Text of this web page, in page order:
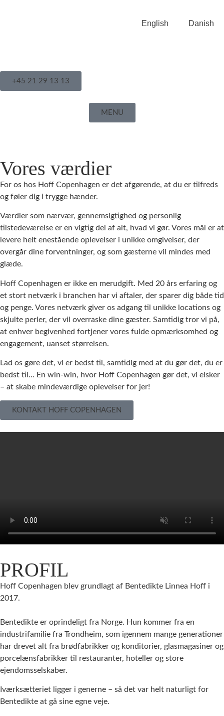
English Danish
+45 21 29 13 13
MENU
Vores værdier
For os hos Hoff Copenhagen er det afgørende, at du er tilfreds
og føler dig i trygge hænder.
Værdier som nærvær, gennemsigtighed og personlig
tilstedeværelse er en vigtig del af alt, hvad vi gør. Vores mål er at
levere helt enestående oplevelser i unikke omgivelser, der
overgår dine forventninger, og som gæsterne vil mindes med
glæde.
Hoff Copenhagen er ikke en merudgift. Med 20 års erfaring og
et stort netværk i branchen har vi aftaler, der sparer dig både tid
og penge. Vores netværk giver os adgang til unikke locations og
skjulte perler, der vil overraske dine gæster. Samtidig tror vi på,
at enhver begivenhed fortjener vores fulde opmærksomhed og
engagement, uanset størrelsen.
Lad os gøre det, vi er bedst til, samtidig med at du gør det, du er
bedst til… En win-win, hvor Hoff Copenhagen gør det, vi elsker
– at skabe mindeværdige oplevelser for jer!
KONTAKT HOFF COPENHAGEN
PROFIL
Hoff Copenhagen blev grundlagt af Bentedikte Linnea Hoff i
2017.
Bentedikte er oprindeligt fra Norge. Hun kommer fra en
industrifamilie fra Trondheim, som igennem mange generationer
har drevet alt fra brødfabrikker og konditorier, glasmagasiner og
porcelænsfabrikker til restauranter, hoteller og store
ejendomsselskaber.
Iværksætteriet ligger i generne – så det var helt naturligt for
Bentedikte at gå sine egne veje.